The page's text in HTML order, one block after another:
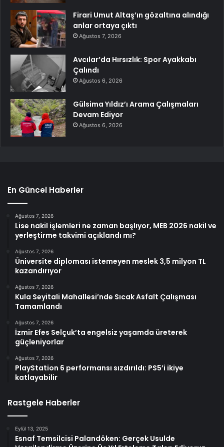
Firari Umut Altaş’ın gözaltına alındığı
anlar ortaya çıktı
Ağustos 7, 2026
Avcılar’da Hırsızlık: Spor Ayakkabı
Çalındı
Ağustos 6, 2026
Gülsima Yıldız’ı Arama Çalışmaları
Devam Ediyor
Ağustos 6, 2026
En Güncel Haberler
Ağustos 7, 2026
Lise nakil işlemleri ne zaman başlıyor, MEB 2026 nakil ve
yerleştirme takvimi açıklandı mı?
Ağustos 7, 2026
Üniversite diploması istemeyen meslek 3,5 milyon TL
kazandırıyor
Ağustos 7, 2026
Kula Seyitali Mahallesi’nde Sıcak Asfalt Çalışması
Tamamlandı
Ağustos 7, 2026
İzmir Efes Selçuk’ta engelsiz yaşamda üreterek
güçleniyorlar
Ağustos 7, 2026
PlayStation 6 performansı sızdırıldı: PS5’i ikiye
katlayabilir
Rastgele Haberler
Eylül 13, 2025
Esnaf Temsilcisi Palandöken: Gerçek Usulde